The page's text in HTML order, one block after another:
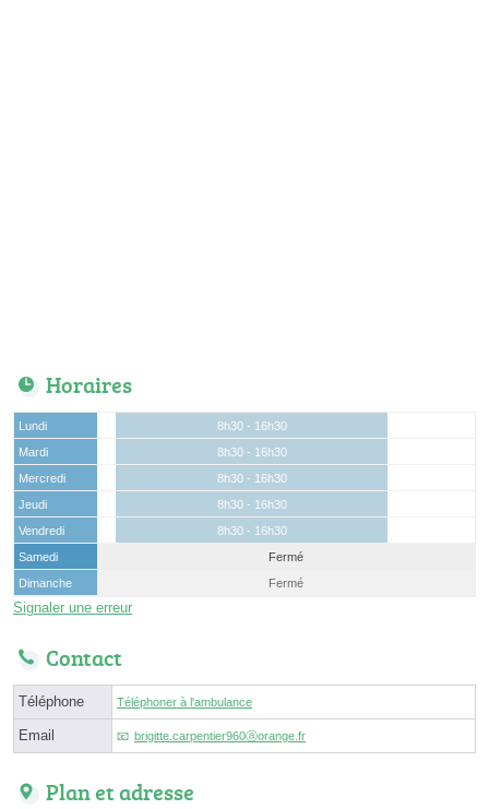
Horaires
Lundi
8h30 - 16h30
Mardi
8h30 - 16h30
Mercredi
8h30 - 16h30
Jeudi
8h30 - 16h30
Vendredi
8h30 - 16h30
Samedi
Fermé
Dimanche
Fermé
Signaler une erreur
Contact
Téléphone Téléphoner à l'ambulance
Email brigitte.carpentier960ⓐorange.fr
Plan et adresse